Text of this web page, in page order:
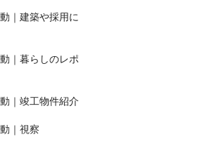
｜建築や採用に
｜暮らしのレポ
｜竣工物件紹介
｜視察